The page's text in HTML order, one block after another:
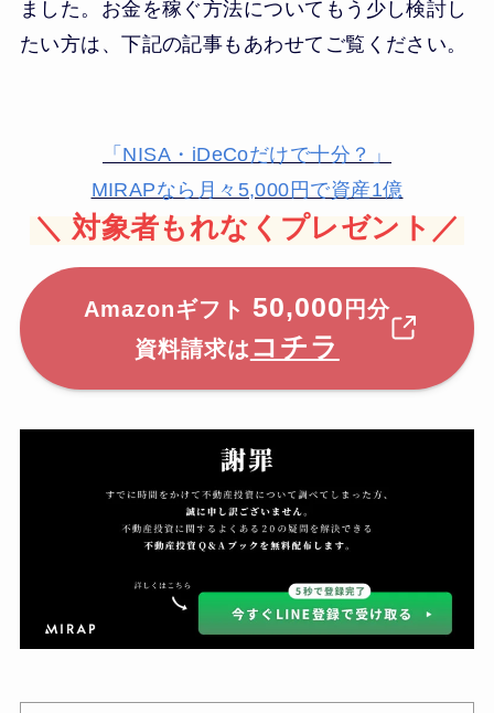
ました。お金を稼ぐ方法についてもう少し検討し
たい方は、下記の記事もあわせてご覧ください。
「NISA・iDeCoだけで十分？」
MIRAPなら月々5,000円で資産1億
＼ 対象者もれなくプレゼント／
Amazonギフト 50,000 円分
資料請求は コチラ